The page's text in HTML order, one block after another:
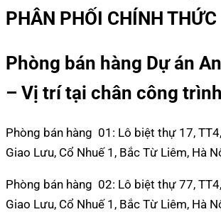
PHÂN PHỐI CHÍNH THỨC
Phòng bán hàng Dự án
– Vị trí tại chân công
Phòng bán hàng 01: Lô biệt thự 17,
Giao Lưu, Cổ Nhuế 1, Bắc Từ Liêm, Hà
Phòng bán hàng 02: Lô biệt thự 77,
Giao Lưu, Cổ Nhuế 1, Bắc Từ Liêm, Hà